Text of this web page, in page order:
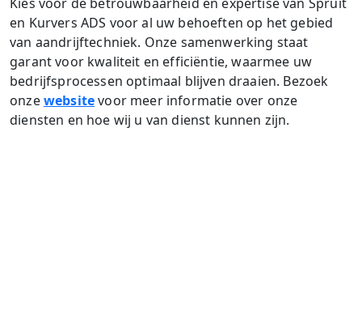
en Kurvers ADS voor al uw behoeften op het gebied
van aandrijftechniek. Onze samenwerking staat
garant voor kwaliteit en efficiëntie, waarmee uw
bedrijfsprocessen optimaal blijven draaien. Bezoek
onzewebsitevoor meer informatie over onze
diensten en hoe wij u van dienst kunnen zijn.